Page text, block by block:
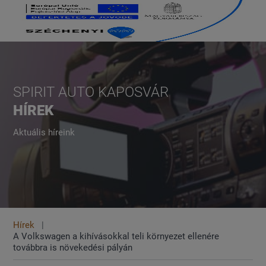
SPIRIT AUTO KAPOSVÁR
HÍREK
Aktuális híreink
Hírek
A Volkswagen a kihívásokkal teli környezet ellenére
továbbra is növekedési pályán